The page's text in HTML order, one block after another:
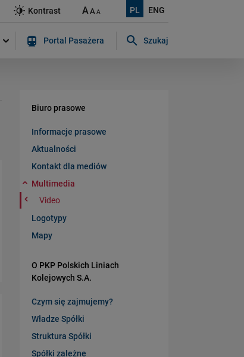
PL ENG
Kontrast AAA
Portal Pasażera Szukaj
Biuro prasowe
Informacje prasowe
Aktualności
Kontakt dla mediów
Multimedia
Video
Logotypy
Mapy
O PKP Polskich Liniach
Kolejowych S.A.
Czym się zajmujemy?
Władze Spółki
Struktura Spółki
Spółki zależne